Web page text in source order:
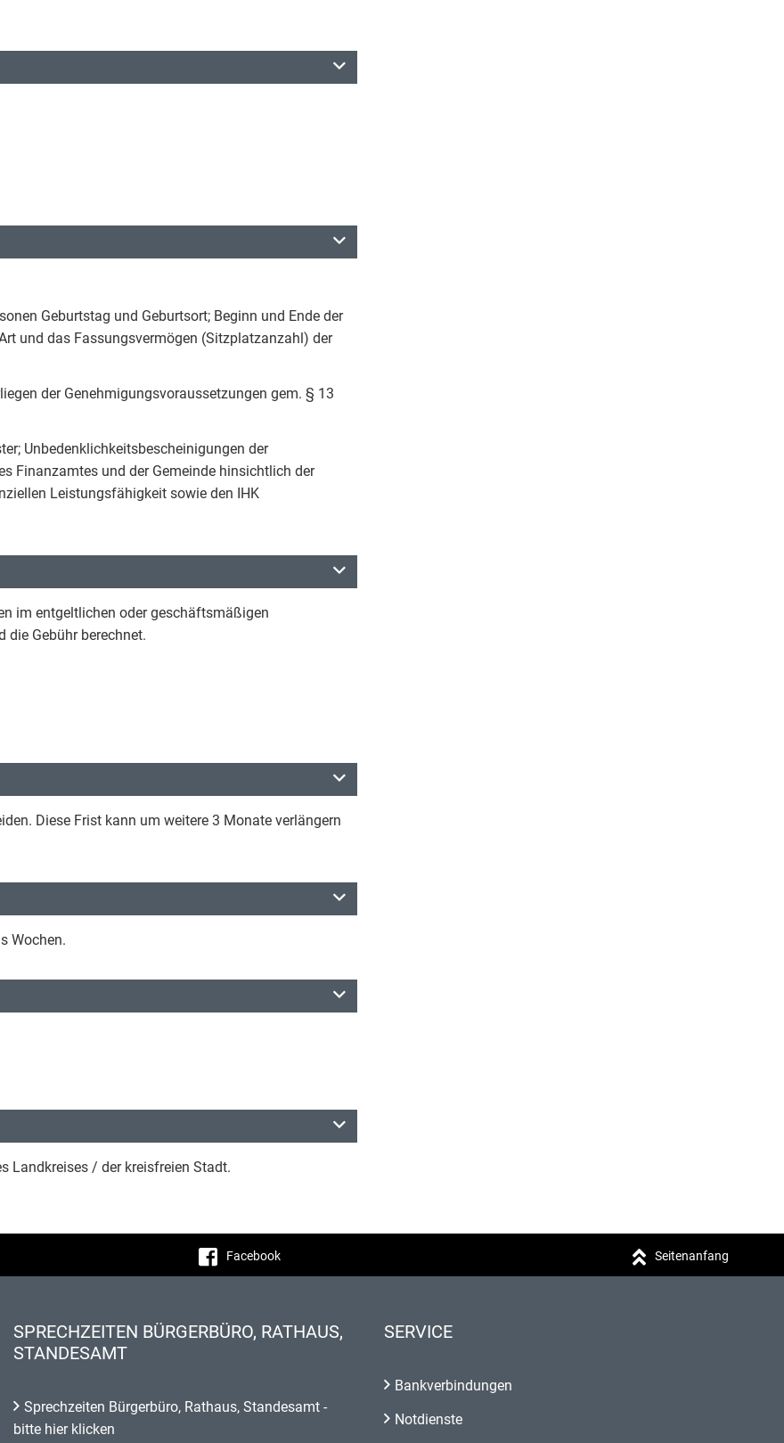
Geburtstag und Geburtsort; Beginn und Ende der
und das Fassungsvermögen (Sitzplatzanzahl) der
der Genehmigungsvoraussetzungen gem. § 13
Unbedenklichkeitsbescheinigungen der
Finanzamtes und der Gemeinde hinsichtlich der
Leistungsfähigkeit sowie den IHK
im entgeltlichen oder geschäftsmäßigen
die Gebühr berechnet.
Diese Frist kann um weitere 3 Monate verlängern
Wochen.
Landkreises / der kreisfreien Stadt.
Facebook Seitenanfang
SPRECHZEITEN BÜRGERBÜRO, RATHAUS,
STANDESAMT
Sprechzeiten Bürgerbüro, Rathaus, Standesamt -
bitte hier klicken
SERVICE
Bankverbindungen
Notdienste